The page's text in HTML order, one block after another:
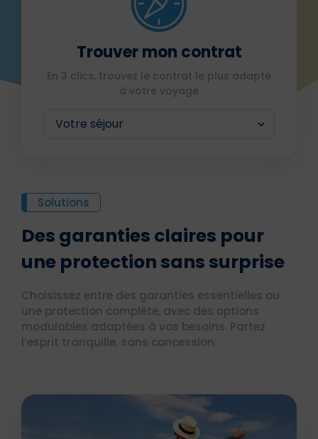
Trouver mon contrat
En 3 clics, trouvez le contrat le plus adapté
à votre voyage
Solutions
Des garanties claires pour
une protection sans surprise
Choisissez entre des garanties essentielles ou
une protection complète, avec des options
modulables adaptées à vos besoins. Partez
l’esprit tranquille, sans concession.